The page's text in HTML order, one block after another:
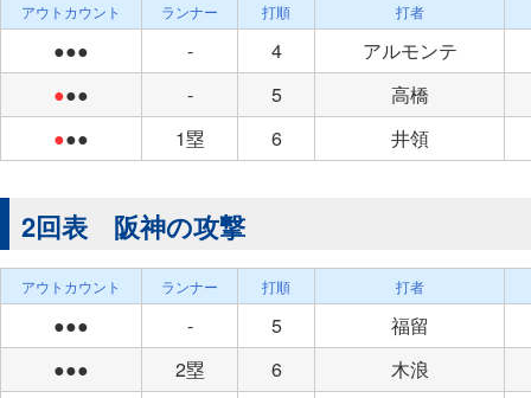
アウトカウント ランナー 打順 打者
●●● - 4
アルモンテ
●●● - 5
高橋
●●● 1塁 6 井領
2回表 阪神の攻撃
アウトカウント ランナー 打順 打者
●●● - 5
福留
●●●
2塁 6
木浪